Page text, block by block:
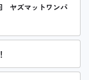
ヤズマットワンパ